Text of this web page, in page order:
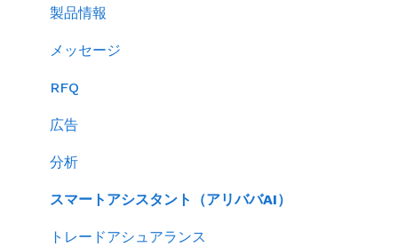
バイヤーからのメッセージに返信する
RFQを使ってバイヤーに売り込む
キーワード広告を利用する
サイトパフォーマンスを分析する
製品情報
メッセージ
RFQ
広告
分析
スマートアシスタント（アリババAI）
トレードアシュアランス